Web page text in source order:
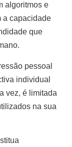
algoritmos e
a capacidade
que
pessoal
individual
vez, é limitada
na sua